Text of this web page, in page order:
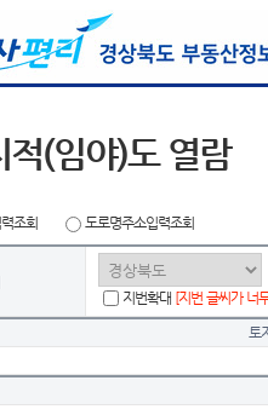
적(임야)도 열람
조회 도로명주소입력조회
지번확대 [지번 글씨가 너
토